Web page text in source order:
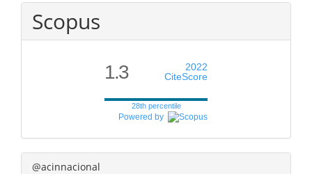
Scopus
1.3
2022
CiteScore
28th percentile
Powered by
@acinnacional